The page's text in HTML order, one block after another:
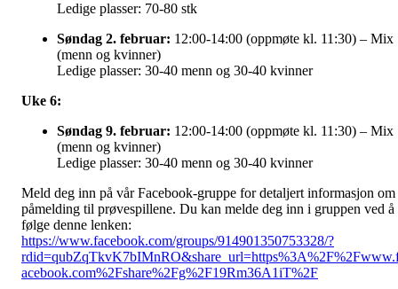
Ledige plasser: 70-80 stk
Søndag 2. februar: 12:00-14:00 (oppmøte kl. 11:30) – Mix
(menn og kvinner)
Ledige plasser: 30-40 menn og 30-40 kvinner
Uke 6:
Søndag 9. februar: 12:00-14:00 (oppmøte kl. 11:30) – Mix
(menn og kvinner)
Ledige plasser: 30-40 menn og 30-40 kvinner
Meld deg inn på vår Facebook-gruppe for detaljert informasjon om
påmelding til prøvespillene. Du kan melde deg inn i gruppen ved å
følge denne lenken:
https://www.facebook.com/groups/914901350753328/?
acebook.com%2Fshare%2Fg%2F19Rm36A1iT%2F